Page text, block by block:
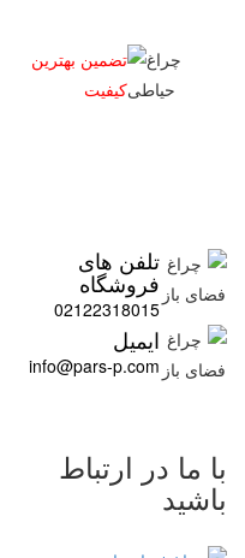
تضمین بهترین
کیفیت
تلفن های
فروشگاه
02122318015
ایمیل
info@pars-p.com
با ما در ارتباط
باشید